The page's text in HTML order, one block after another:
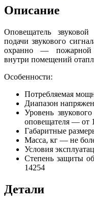
Описание
Оповещатель
подачи звукового
охранно — пожарной
внутри помещений
Особенности:
Потребляемая
Диапазон
Уровень
оповещателя — от
Габаритные
Масса, кг — не
Условия
Степень защиты
14254
Детали